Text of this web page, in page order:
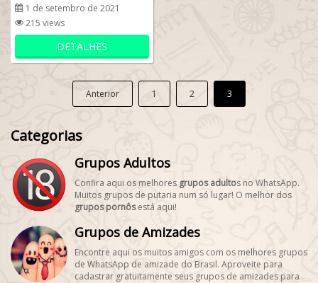
1 de setembro de 2021
215 views
DETALHES
Anterior 1 2 3
Categorias
Grupos Adultos
Confira aqui os melhores grupos adultos no WhatsApp.
Muitos grupos de putaria num só lugar! O melhor dos
grupos pornôsestá aqui!
Grupos de Amizades
Encontre aqui os muitos amigos com os melhores grupos
de WhatsApp de amizade do Brasil. Aproveite para
cadastrar gratuitamente seus grupos de amizades para